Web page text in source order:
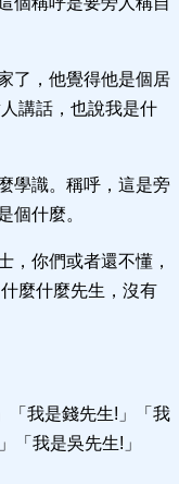
了，他覺得他是個居
講話，也說我是什
學識。稱呼，這是旁
個什麼。
，你們或者還不懂，
麼什麼先生，沒有
「我是錢先生!」「我
「我是吳先生!」